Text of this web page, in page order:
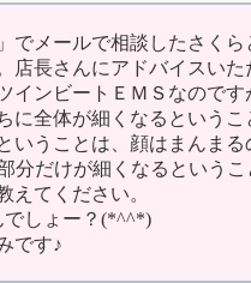
でメールで相談したさく
店長さんにアドバイスい
インビートＥＭＳなので
に全体が細くなるという
いうことは、顔はまんま
だけが細くなるという
えてください。
でしょー？(*^^*)
です♪